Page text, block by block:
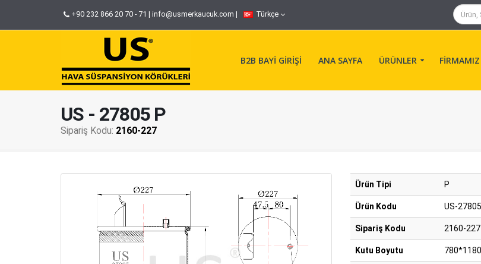
+90 232 866 20 70 - 71 | info@usmerkaucuk.com | Türkçe
B2B BAYİ GİRİŞİ ANA SAYFA ÜRÜNLER FİRMAMIZ
US - 27805 P
Sipariş Kodu: 2160-227
Ürün Tipi P
Ürün Kodu US-
Sipariş Kodu 2160-227
Kutu Boyutu